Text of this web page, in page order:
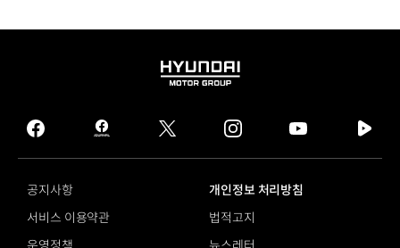
HYUNDAI
GROUP
facebook
hmg
journal
twitter instagram
tv
공지사항
개인정보 처리방침
서비스 이용약관
법적고지